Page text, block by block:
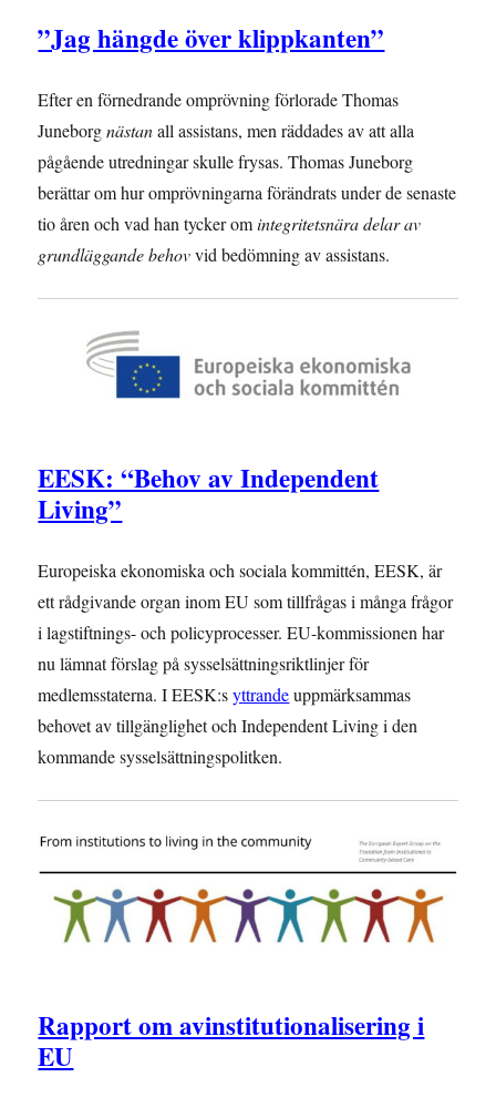
”Jag hängde över klippkanten”
Efter en förnedrande omprövning förlorade Thomas
Juneborgnästanall assistans, men räddades av att alla
pågående utredningar skulle frysas. Thomas Juneborg
berättar om hur omprövningarna förändrats under de senaste
tio åren och vad han tycker omintegritetsnära delar av
grundläggande behovvid bedömning av assistans.
EESK: “Behov av Independent
Living”
Europeiska ekonomiska och sociala kommittén, EESK, är
ett rådgivande organ inom EU som tillfrågas i många frågor
i lagstiftnings- och policyprocesser. EU-kommissionen har
nu lämnat förslag på sysselsättningsriktlinjer för
medlemsstaterna. I EESK:syttrandeuppmärksammas
behovet av tillgänglighet och Independent Living i den
kommande sysselsättningspolitken.
Rapport om avinstitutionalisering i
EU